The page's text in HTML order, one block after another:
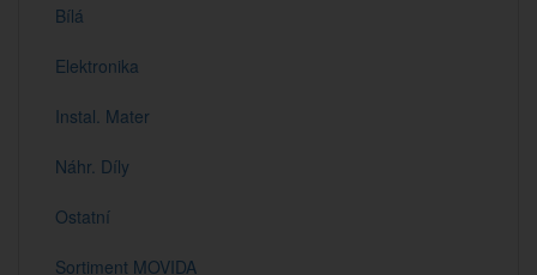
Bílá
Elektronika
Instal. Mater
Náhr. Díly
Ostatní
Sortiment MOVIDA